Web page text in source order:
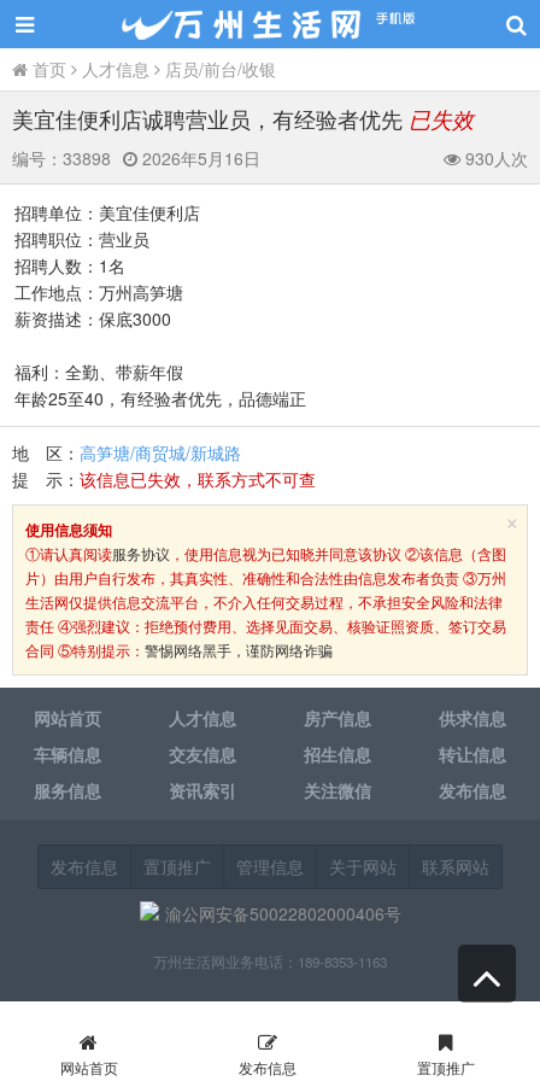
首页 人才信息 店员/前台/收银
美宜佳便利店诚聘营业员，有经验者优先 已失效
编号： 33898 2026年5月16日 930人次
招聘单位：美宜佳便利店
招聘职位：营业员
招聘人数：1名
工作地点：万州高笋塘
薪资描述：保底3000
福利：全勤、带薪年假
年龄25至40，有经验者优先，品德端正
地 区： 高笋塘/商贸城/新城路
提 示： 该信息已失效，联系方式不可查
×
使用信息须知
①请认真阅读服务协议 ，使用信息视为已知晓并同意该协议 ②该信息（含图
片）由用户自行发布，其真实性、准确性和合法性由信息发布者负责 ③万州
生活网仅提供信息交流平台，不介入任何交易过程，不承担安全风险和法律
责任 ④强烈建议：拒绝预付费用、选择见面交易、核验证照资质、签订交易
合同 ⑤特别提示： 警惕网络黑手，谨防网络诈骗
网站首页 人才信息 房产信息
供求信息
车辆信息
交友信息 招生信息
转让信息
服务信息
资讯索引 关注微信 发布信息
发布信息 置顶推广 管理信息 关于网站
联系网站
渝公网安备50022802000406号
万州生活网业务电话：189-8353-1163
网站首页 发布信息 置顶推广